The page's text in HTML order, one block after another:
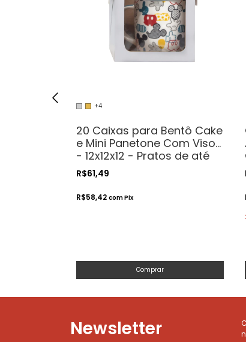
+4
20 Caixas para Bentô Cake
e Mini Panetone Com Visor
- 12x12x12 - Pratos de até
11cm
R$61,49
R$58,42 comPix
Comprar
Newsletter